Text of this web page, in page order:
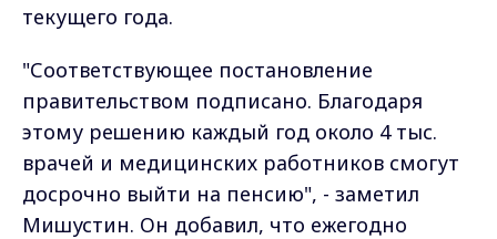
текущего года.
"Соответствующее постановление
правительством подписано. Благодаря
этому решению каждый год около 4 тыс.
врачей и медицинских работников смогут
досрочно выйти на пенсию", - заметил
Мишустин. Он добавил, что ежегодно